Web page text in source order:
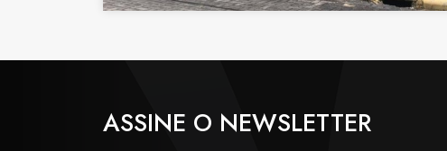
ASSINE O NEWSLETTER